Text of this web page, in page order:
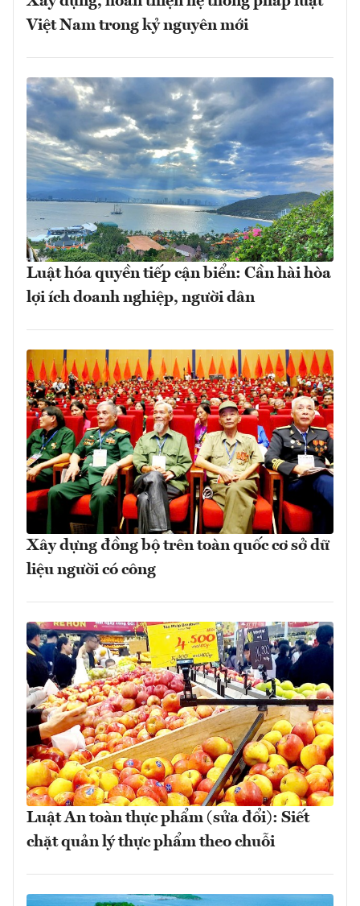
Việt Nam trong kỷ nguyên mới
Luật hóa quyền tiếp cận biển: Cần hài hòa
lợi ích doanh nghiệp, người dân
Xây dựng đồng bộ trên toàn quốc cơ sở dữ
liệu người có công
Luật An toàn thực phẩm (sửa đổi): Siết
chặt quản lý thực phẩm theo chuỗi